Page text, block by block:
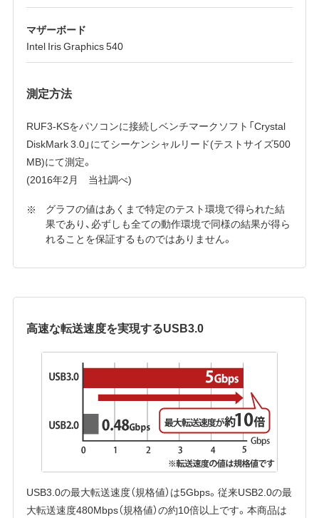
マザーボード
Intel Iris Graphics 540
測定方法
RUF3-KSをパソコンに接続しベンチマークソフト「Crystal
DiskMark 3.0」にてシーケンシャルリード(テストサイズ500
MB)にて測定。
(2016年2月 当社調べ)
グラフの値はあくまで特定のテスト環境で得られた結
果であり、必ずしも全ての動作環境で同様の結果が得ら
れることを保証するものではありません。
高速な転送速度を実現するUSB3.0
USB3.0の最大転送速度（規格値）は5Gbps。従来USB2.0の最
大転送速度480Mbps（規格値）の約10倍以上です。本商品は